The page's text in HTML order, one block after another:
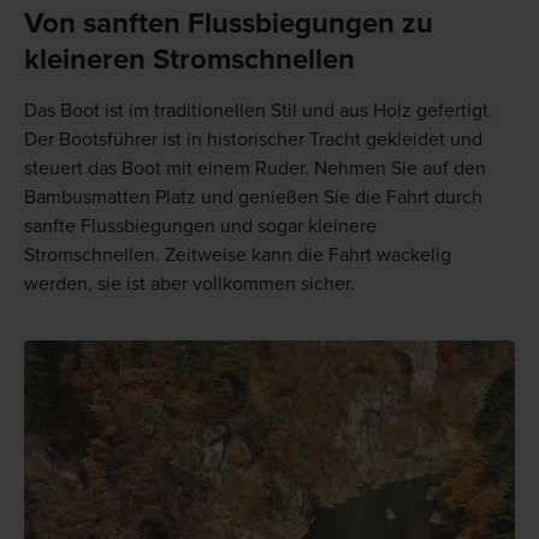
Von sanften Flussbiegungen zu
kleineren Stromschnellen
Das Boot ist im traditionellen Stil und aus Holz gefertigt.
Der Bootsführer ist in historischer Tracht gekleidet und
steuert das Boot mit einem Ruder. Nehmen Sie auf den
Bambusmatten Platz und genießen Sie die Fahrt durch
sanfte Flussbiegungen und sogar kleinere
Stromschnellen. Zeitweise kann die Fahrt wackelig
werden, sie ist aber vollkommen sicher.